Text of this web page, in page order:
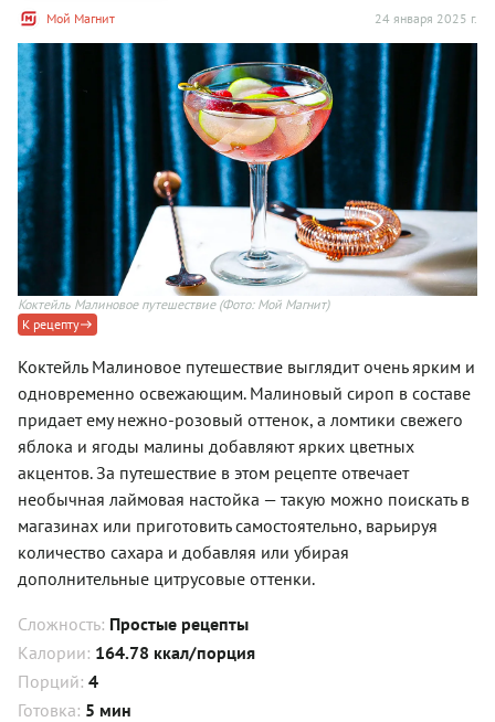
Мой Магнит 24 января 2025 г.
Коктейль Малиновое путешествие(Фото: Мой Магнит)
К рецепту
Коктейль Малиновое путешествие выглядит очень ярким и
одновременно освежающим. Малиновый сироп в составе
придает ему нежно-розовый оттенок, а ломтики свежего
яблока и ягоды малины добавляют ярких цветных
акцентов. За путешествие в этом рецепте отвечает
необычная лаймовая настойка — такую можно поискать в
магазинах или приготовить самостоятельно, варьируя
количество сахара и добавляя или убирая
дополнительные цитрусовые оттенки.
Сложность: Простые рецепты
Калории: 164.78 ккал/порция
Порций: 4
Готовка: 5 мин